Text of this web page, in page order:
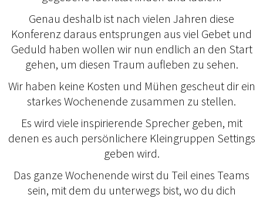
Genau deshalb ist nach vielen Jahren diese
Konferenz daraus entsprungen aus viel Gebet und
Geduld haben wollen wir nun endlich an den Start
gehen, um diesen Traum aufleben zu sehen.
Wir haben keine Kosten und Mühen gescheut dir ein
starkes Wochenende zusammen zu stellen.
Es wird viele inspirierende Sprecher geben, mit
denen es auch persönlichere Kleingruppen Settings
geben wird.
Das ganze Wochenende wirst du Teil eines Teams
sein, mit dem du unterwegs bist, wo du dich